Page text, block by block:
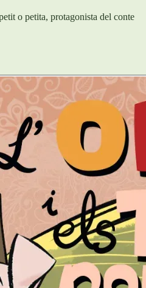
o petita, protagonista del conte